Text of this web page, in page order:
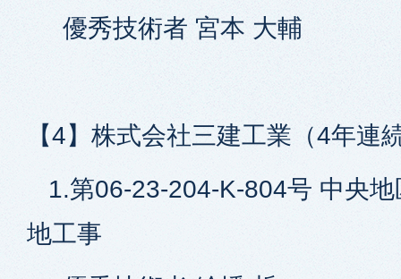
優秀技術者 宮本 大輔
【4】株式会社三建工業（4年連
1.第06-23-204-K-804号 中央
地工事